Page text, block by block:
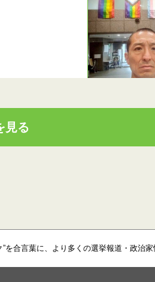
見る
を合言葉に、より多くの選挙報道・政治